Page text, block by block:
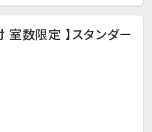
室数限定 】スタンダー